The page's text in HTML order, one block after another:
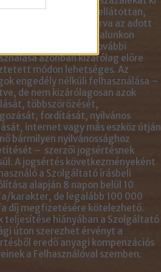
idézőjelekkel ellátottan,
mellé- vagy aláírva az adott
linkjét. Az oldalunkon
anyagok minden további
azonban kizárólag előre
módon lehetséges. Az
engedély nélküli felhasználása –
de nem kizárólagosan azok
többszörözését,
fordítását, nyilvános
internet vagy más eszköz útján
bármilyen nyilvánossághoz
– szerzői jogsértésnek
A jogsértés következményeként
a Szolgáltató írásbeli
alapján 8 napon belül 10
karakter, de legalább 100 000
díj megfizetésére kötelezhető.
teljesítése hiányában a Szolgáltató
úton szerezhet érvényt a
eredő anyagi kompenzációs
a Felhasználóval szemben.